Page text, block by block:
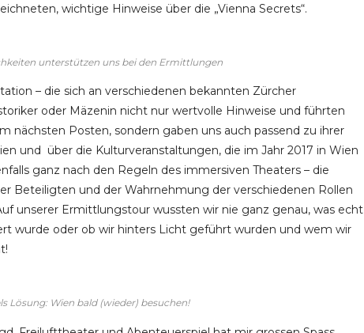
wichtige Hinweise über die „Vienna Secrets“.
unterstützen uns bei den Ermittlungen
– die sich an verschiedenen bekannten Zürcher
oder Mäzenin nicht nur wertvolle Hinweise und führten
nächsten Posten, sondern gaben uns auch passend zu ihrer
und über die Kulturveranstaltungen, die im Jahr 2017 in Wien
ganz nach den Regeln des immersiven Theaters – die
Beteiligten und der Wahrnehmung der verschiedenen Rollen
unserer Ermittlungstour wussten wir nie ganz genau, was echt
wurde oder ob wir hinters Licht geführt wurden und wem wir
Lösung: Wien bald (wieder) besuchen!